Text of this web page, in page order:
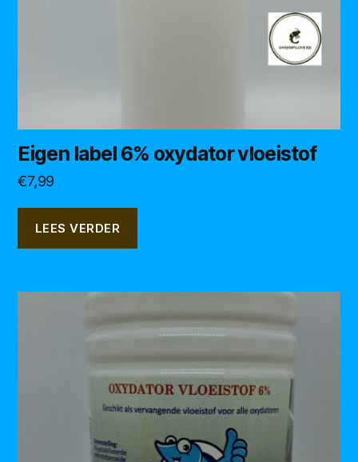
Eigen label 6% oxydator vloeistof
€7,99
LEES VERDER